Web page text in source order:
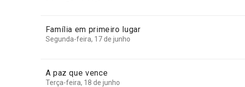
Família em primeiro lugar
Segunda-feira, 17 de junho
A paz que vence
Terça-feira, 18 de junho